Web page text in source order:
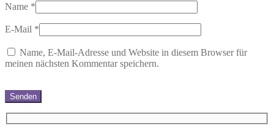
Name *
E-Mail *
Name, E-Mail-Adresse und Website in diesem Browser für
meinen nächsten Kommentar speichern.